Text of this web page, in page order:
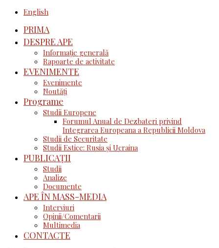
English
PRIMA
DESPRE APE
Informație generală
Rapoarte de activitate
EVENIMENTE
Evenimente
Noutăţi
Programe
Studii Europene
Forumul Anual de Dezbateri privind
Integrarea Europeana a Republicii Moldova
Studii de Securitate
Studii Estice: Rusia și Ucraina
PUBLICAȚII
Studii
Analize
Documente
APE ÎN MASS-MEDIA
Interviuri
Opinii/Comentarii
Multimedia
CONTACTE